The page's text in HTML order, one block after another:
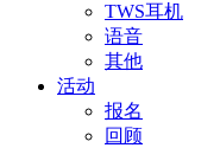
TWS耳机
语音
其他
活动
报名
回顾